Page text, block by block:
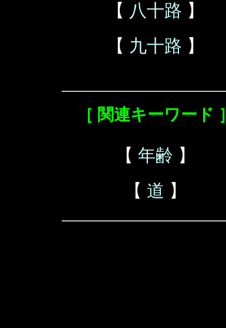
【 八十路 】
【 九十路 】
［ 関連キーワード ］
【 年齢 】
【 道 】